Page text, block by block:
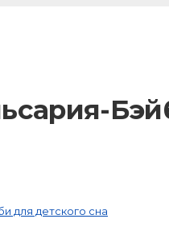
для детского сна